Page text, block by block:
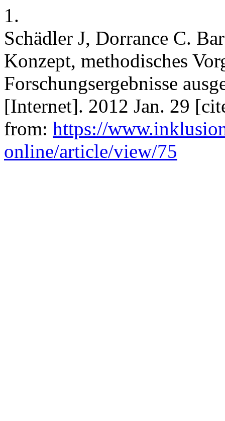
1.
Schädler J, Dorrance C.
Konzept, methodisches
Forschungsergebnisse
[Internet]. 2012 Jan. 29
from: https://
online/article/view/75